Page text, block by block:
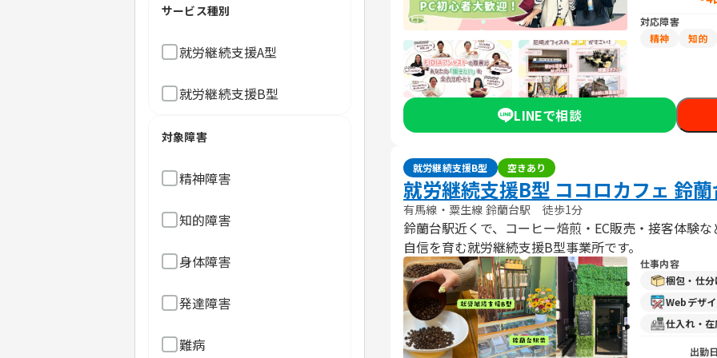
サービス種別
就労継続支援A型
就労継続支援B型
対象障害
精神障害
知的障害
身体障害
発達障害
難病
対応障害
精神
知的
LINEで相談
就労継続支援B型 空きあり
就労継続支援B型 ココロカフェ 鈴
有馬線・粟生線 鈴蘭台駅 徒歩1分
鈴蘭台駅近くで、コーヒー焙煎・EC販売・接客体験
自信を育む就労継続支援B型事業所です。
仕事内容
梱包・仕分
Webデザ
仕入れ・
出勤